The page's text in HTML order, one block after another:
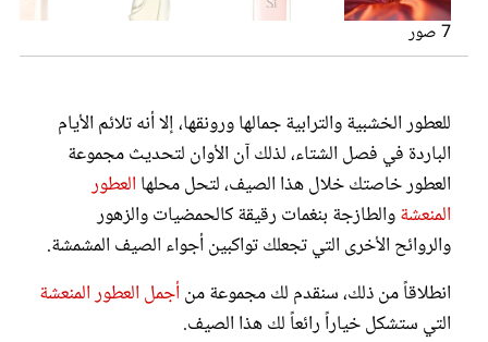
Sì Fiori Eau de Parfum
Cashmere Mist Eau de Parfum
Paris Venise Eau de Toilette
Miu Miu Twist Eau de Parfum
Jadore Eau de Parfum Rollerball
Woman Intense Eau de Parfum
7 صور
للعطور الخشبية والترابية جمالها ورونقها، إلا أنه تلائم الأيام
الباردة في فصل الشتاء، لذلك آن الأوان لتحديث مجموعة
العطور خاصتك خلال هذا الصيف، لتحل محلها العطور
المنعشةوالطازجة بنغمات رقيقة كالحمضيات والزهور
والروائح الأخرى التي تجعلك تواكبين أجواء الصيف المشمشة.
انطلاقاً من ذلك، سنقدم لك مجموعة منأجمل العطور المنعشة
التي ستشكل خياراً رائعاً لك هذا الصيف.
مجلة سيدتي
غلاف رفمي